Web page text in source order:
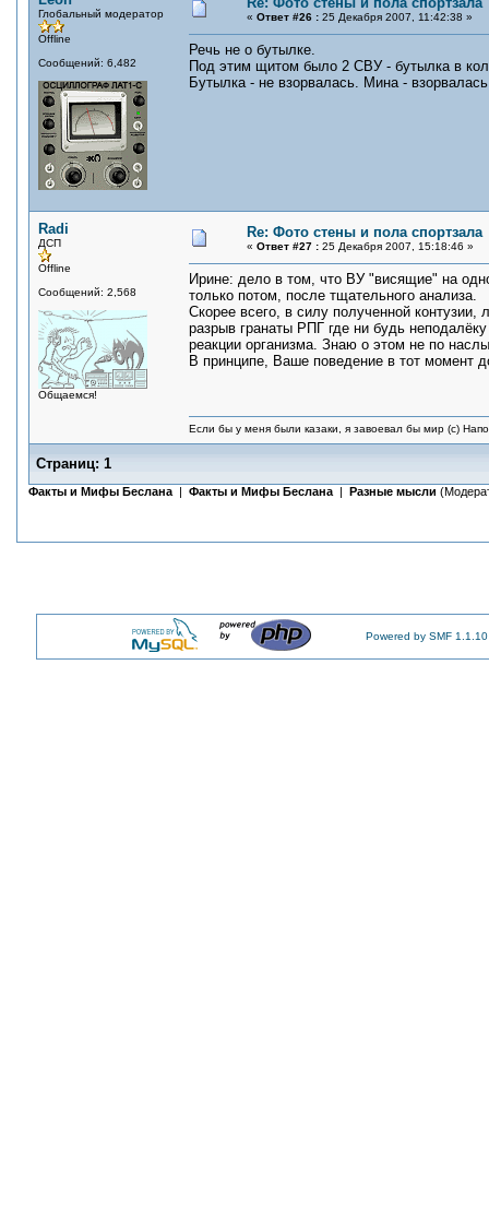
Глобальный модератор
Offline
Сообщений: 6,482
« Ответ #26 : 25 Декабря 2007, 11:42:38 »
Речь не о бутылке.
Под этим щитом было 2 СВУ - бутылка в
Бутылка - не взорвалась. Мина - взорвалась
Radi
ДСП
Offline
Сообщений: 2,568
Общаемся!
Re: Фото стены и пола спортзала
« Ответ #27 : 25 Декабря 2007, 15:18:46 »
Ирине: дело в том, что ВУ "висящие" на
только потом, после тщательного анализа.
Скорее всего, в силу полученной
разрыв гранаты РПГ где ни будь
реакции организма. Знаю о этом не по
В принципе, Ваше поведение в тот момент
Если бы у меня были казаки, я завоевал бы мир (с)
Страниц: 1
Факты и Мифы Беслана | Факты и Мифы Беслана | Разные мысли
Powered by SMF 1.1.10